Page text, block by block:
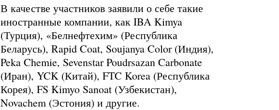
В качестве участников заявили о себе такие
иностранные компании, как IBA Kimya
(Турция), «Белнефтехим» (Республика
Беларусь), Rapid Coat, Soujanya Color (Индия),
Peka Chemie, Sevenstar Poudrsazan Carbonate
(Иран), YCK (Китай), FTC Korea (Республика
Корея), FS Kimyo Sanoat (Узбекистан),
Novachem (Эстония) и другие.